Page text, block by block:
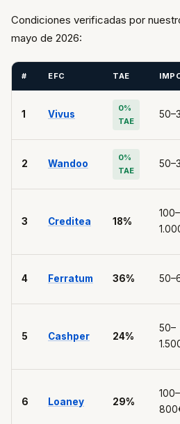
Condiciones verificadas por
mayo de 2026:
# EFC TAE
1 Vivus
0%
TAE
2 Wandoo
0%
TAE
3 Creditea 18%
100–
4 Ferratum 36%
5 Cashper 24%
50–
6 Loaney 29%
100–